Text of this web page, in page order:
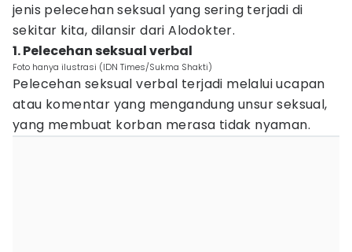
jenis pelecehan seksual yang sering terjadi di
sekitar kita, dilansir dari Alodokter.
1. Pelecehan seksual verbal
Foto hanya ilustrasi (IDN Times/Sukma Shakti)
Pelecehan seksual verbal terjadi melalui ucapan
atau komentar yang mengandung unsur seksual,
yang membuat korban merasa tidak nyaman.